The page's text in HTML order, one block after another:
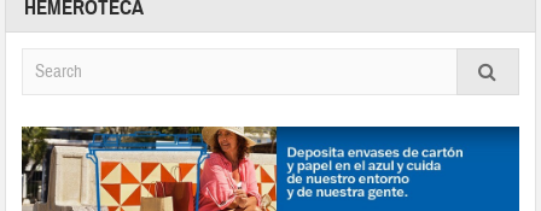
HEMEROTECA